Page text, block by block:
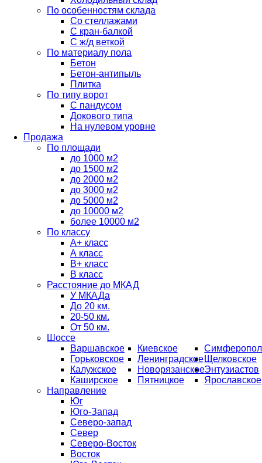
По особенностям склада
Со стеллажами
С кран-балкой
С ж/д веткой
По материалу пола
Бетон
Бетон-антипыль
Плитка
По типу ворот
С пандусом
Докового типа
На нулевом уровне
Продажа
По площади
до 1000 м2
до 1500 м2
до 2000 м2
до 3000 м2
до 5000 м2
до 10000 м2
более 10000 м2
По классу
A+ класс
А класс
В+ класс
B класс
Расстояние до МКАД
У МКАДа
До 20 км.
20-50 км.
От 50 км.
Шоссе
Варшавское
Горьковское
Калужское
Каширское
Киевское
Ленинградское
Новорязанское
Пятницкое
Щелковское
Энтузиастов
Ярославское
Направление
Юг
Юго-Запад
Северо-запад
Север
Северо-Восток
Восток